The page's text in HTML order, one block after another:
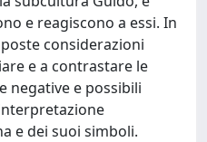
e reagiscono a essi. In
considerazioni
e a contrastare le
negative e possibili
e dei suoi simboli.